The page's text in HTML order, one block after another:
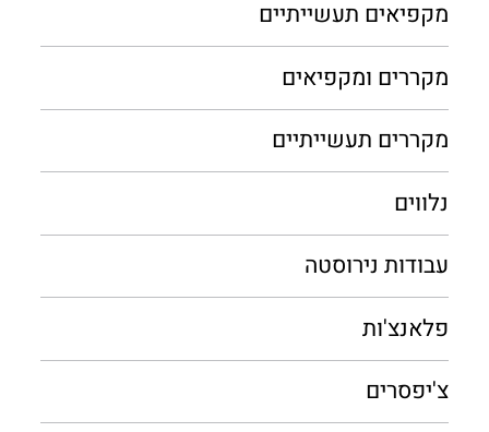
מקפיאים תעשייתיים
מקררים ומקפיאים
מקררים תעשייתיים
נלווים
עבודות נירוסטה
פלאנצ'ות
צ'יפסרים